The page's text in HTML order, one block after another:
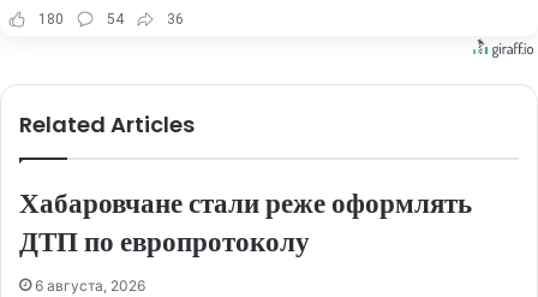
180
54 36
Related Articles
Хабаровчане стали реже оформлять
ДТП по европротоколу
6 августа, 2026